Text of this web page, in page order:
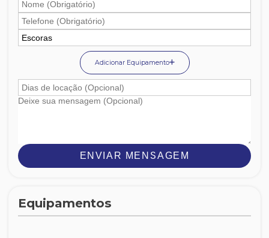
Adicionar Equipamento
ENVIAR MENSAGEM
Equipamentos